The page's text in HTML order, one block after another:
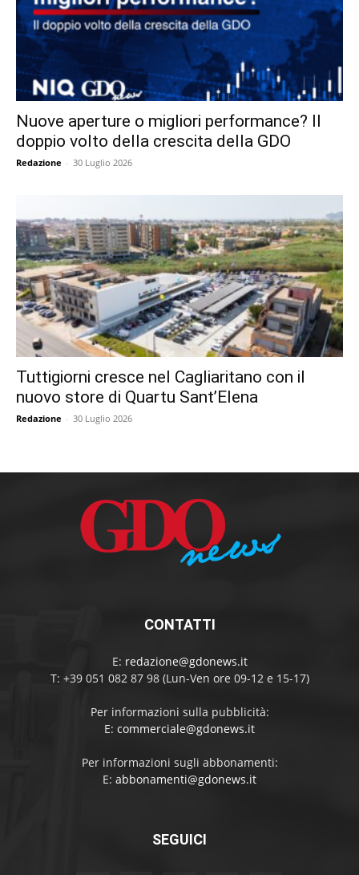
Nuove aperture o migliori performance? Il
doppio volto della crescita della GDO
Redazione - 30 Luglio 2026
Tuttigiorni cresce nel Cagliaritano con il
nuovo store di Quartu Sant’Elena
Redazione - 30 Luglio 2026
CONTATTI
E: redazione@gdonews.it
T: +39 051 082 87 98 (Lun-Ven ore 09-12 e 15-17)
Per informazioni sulla pubblicità:
E: commerciale@gdonews.it
Per informazioni sugli abbonamenti:
E: abbonamenti@gdonews.it
SEGUICI